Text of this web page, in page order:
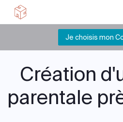
Je choisis mon
Création
parentale